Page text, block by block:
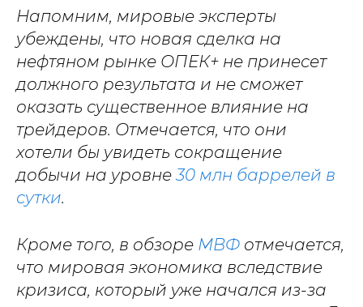
Напомним, мировые эксперты
убеждены, что новая сделка на
нефтяном рынке ОПЕК+ не принесет
должного результата и не сможет
оказать существенное влияние на
трейдеров. Отмечается, что они
хотели бы увидеть сокращение
добычи на уровне30 млн баррелей в
сутки.
Кроме того, в обзоре МВФ отмечается,
что мировая экономика вследствие
кризиса, который уже начался из-за